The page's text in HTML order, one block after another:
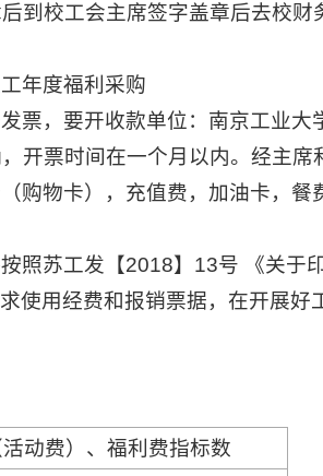
到校工会主席签字盖章后去校财
年度福利采购
票，要开收款单位：南京工业
开票时间在一个月以内。经主席
购物卡），充值费，加油卡，
照苏工发【2018】13号 《关于
使用经费和报销票据，在开展好
动费）、福利费指标数